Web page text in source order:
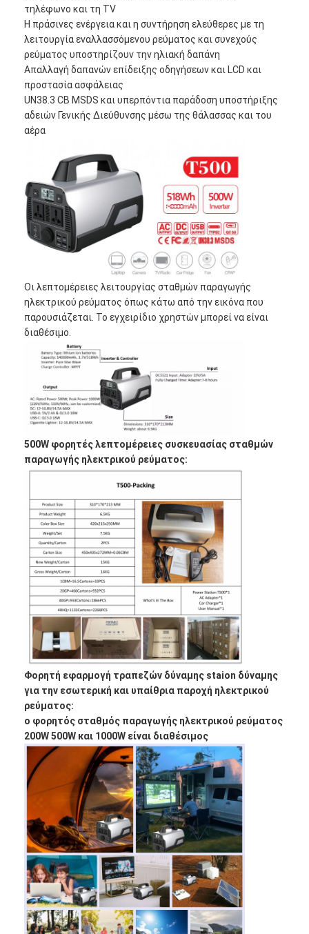
Σπίτι
Προϊόντα
Περίπου εμείς
Γύρος εργοστασίων
Ποιοτικός έλεγχος
Μας ελάτε σε επαφή με
Ειδήσεις
Συνομιλία τώρα
μπαταρία λίθιου lifepo4
ιονικές επαναφορτιζόμενες μπαταρίες λίθιου
Μπαταρία Lithium Polymer
μπαταρίες ενεργειακής αποθήκευσης
τηλέφωνο και τη TV
Η πράσινες ενέργεια και η συντήρηση ελεύθερες με τη
λειτουργία εναλλασσόμενου ρεύματος και συνεχούς
ρεύματος υποστηρίζουν την ηλιακή δαπάνη
Απαλλαγή δαπανών επίδειξης οδηγήσεων και LCD και
προστασία ασφάλειας
UN38.3 CB MSDS και υπερπόντια παράδοση υποστήριξης
αδειών Γενικής Διεύθυνσης μέσω της θάλασσας και του
αέρα
Οι λεπτομέρειες λειτουργίας σταθμών παραγωγής
ηλεκτρικού ρεύματος όπως κάτω από την εικόνα που
παρουσιάζεται. Το εγχειρίδιο χρηστών μπορεί να είναι
διαθέσιμο.
500W φορητές λεπτομέρειες συσκευασίας σταθμών
παραγωγής ηλεκτρικού ρεύματος:
Φορητή εφαρμογή τραπεζών δύναμης staion δύναμης
για την εσωτερική και υπαίθρια παροχή ηλεκτρικού
ρεύματος:
ο φορητός σταθμός παραγωγής ηλεκτρικού ρεύματος
200W 500W και 1000W είναι διαθέσιμος